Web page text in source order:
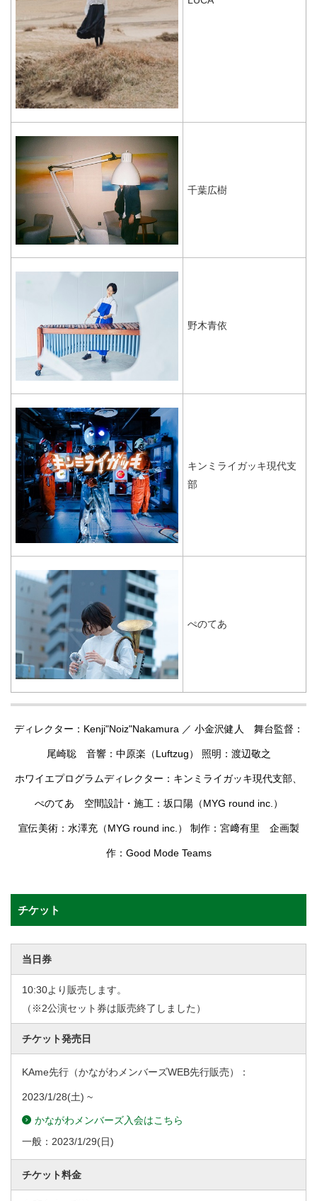
千葉広樹
野木青依
キンミライガッキ現代支
部
ぺのてあ
ディレクター：Kenji"Noiz"Nakamura ／ 小金沢健人 舞台監督：
尾崎聡 音響：中原楽（Luftzug） 照明：渡辺敬之
ホワイエプログラムディレクター：キンミライガッキ現代支部、
ぺのてあ 空間設計・施工：坂口陽（MYG round inc.）
宣伝美術：水澤充（MYG round inc.） 制作：宮﨑有里 企画製
作：Good Mode Teams
チケット
当日券
10:30より販売します。
（※2公演セット券は販売終了しました）
チケット発売日
KAme先行（かながわメンバーズWEB先行販売）：
2023/1/28(土) ~
かながわメンバーズ入会はこちら
一般： 2023/1/29(日)
チケット料金